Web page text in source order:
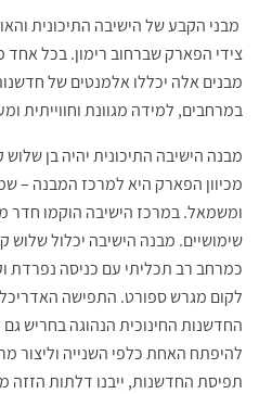
מבני הקבע של הישיבה התיכונית
מבנים אלה יכללו אלמנטים של
במרחבים, למידה מגוונת וחווייתית
מבנה הישיבה התיכונית יהיה בן
מכיוון הפארק היא למרכז המבנה –
ומשמאל. במרכז הישיבה הוקמו חדר
שימושיים. מבנה הישיבה יכלול שלוש
כמרחב רב תכליתי עם כניסה נפרדת
לקום מגרש ספורט. התפישה
החדשנות החינוכית הנהוגה בחריש גם
להיפתח האחת כלפי השנייה וליצור
תפיסת החדשנות, ייבנו דלתות הזזה